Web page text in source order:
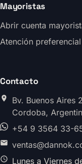
Mayoristas
Abrir cuenta
Atención preferencial
Contacto
Bv. Buenos Aires
Cordoba,
+54 9 3564 33-
Lunes a Viernes